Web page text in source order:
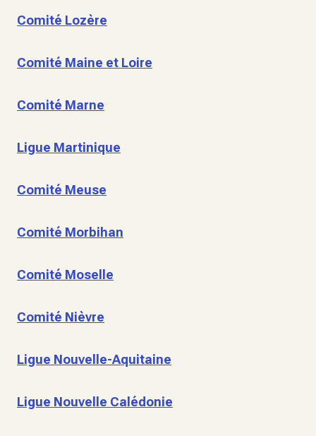
Comité Lozère
Comité Maine et Loire
Comité Marne
Ligue Martinique
Comité Meuse
Comité Morbihan
Comité Moselle
Comité Nièvre
Ligue Nouvelle-Aquitaine
Ligue Nouvelle Calédonie